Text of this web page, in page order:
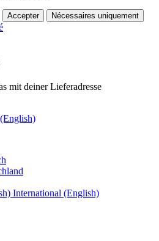
Accepter Nécessaires uniquement
mit deiner Lieferadresse
International (English)